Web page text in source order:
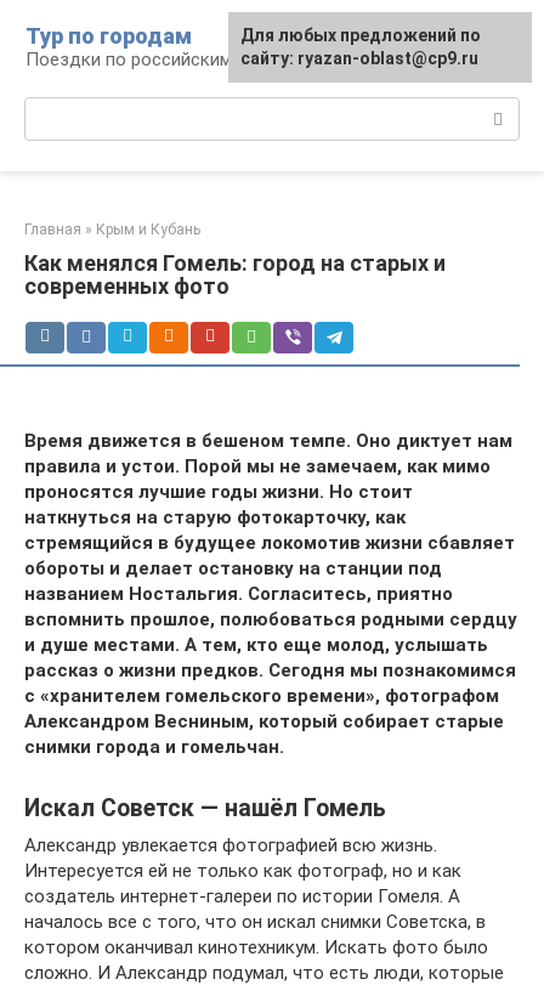
контенту
Тур по городам
Поездки по российским городам
Главная » Крым и Кубань
Как менялся Гомель: город на старых и
современных фото
Время движется в бешеном темпе. Оно диктует нам
правила и устои. Порой мы не замечаем, как мимо
проносятся лучшие годы жизни. Но стоит
наткнуться на старую фотокарточку, как
стремящийся в будущее локомотив жизни сбавляет
обороты и делает остановку на станции под
названием Ностальгия. Согласитесь, приятно
вспомнить прошлое, полюбоваться родными сердцу
и душе местами. А тем, кто еще молод, услышать
рассказ о жизни предков. Сегодня мы познакомимся
с «хранителем гомельского времени», фотографом
Александром Весниным, который собирает старые
снимки города и гомельчан.
Искал Советск — нашёл Гомель
Александр увлекается фотографией всю жизнь.
Интересуется ей не только как фотограф, но и как
создатель интернет-галереи по истории Гомеля. А
началось все с того, что он искал снимки Советска, в
котором оканчивал кинотехникум. Искать фото было
сложно. И Александр подумал, что есть люди, которые
Для любых предложений по
сайту: ryazan-oblast@cp9.ru